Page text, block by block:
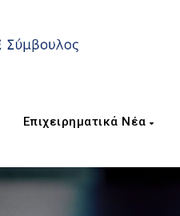
Επιχειρηματικά Νέα